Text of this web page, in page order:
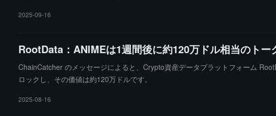
2025-09-16
RootData：ANIMEは1週間後に約120万ドル相当のトー
ChainCatcher のメッセージによると、Crypto資産データプラットフォーム
ロックし、その価値は約120万ドルです。
2025-08-16